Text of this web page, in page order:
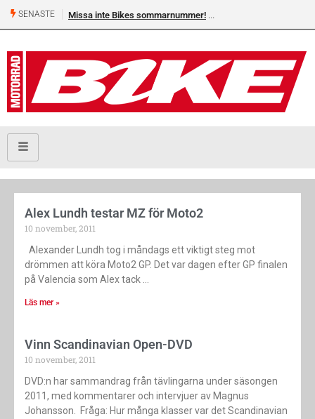
SENASTE Missa inte Bikes sommarnummer!
Alex Lundh testar MZ för Moto2
10 november, 2011
Alexander Lundh tog i måndags ett viktigt steg mot
drömmen att köra Moto2 GP. Det var dagen efter GP finalen
på Valencia som Alex tack
Läs mer »
Vinn Scandinavian Open-DVD
10 november, 2011
DVD:n har sammandrag från tävlingarna under säsongen
2011, med kommentarer och intervjuer av Magnus
Johansson. Fråga: Hur många klasser var det Scandinavian